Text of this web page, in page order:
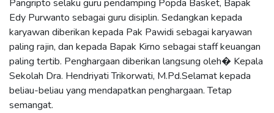
Pangripto selaku guru pendamping Popda Basket, Bapak
Edy Purwanto sebagai guru disiplin. Sedangkan kepada
karyawan diberikan kepada Pak Pawidi sebagai karyawan
paling rajin, dan kepada Bapak Kirno sebagai staff keuangan
paling tertib. Penghargaan diberikan langsung oleh� Kepala
Sekolah Dra. Hendriyati Trikorwati, M.Pd.Selamat kepada
beliau-beliau yang mendapatkan penghargaan. Tetap
semangat.